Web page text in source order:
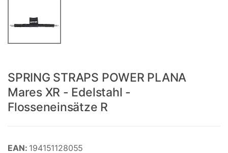
SPRING STRAPS POWER PLANA
Mares XR - Edelstahl -
Flosseneinsätze R
EAN: 194151128055